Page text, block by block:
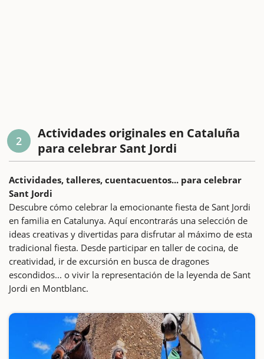
2
Actividades originales en Cataluña
para celebrar Sant Jordi
Actividades, talleres, cuentacuentos... para celebrar
Sant Jordi
Descubre cómo celebrar la emocionante fiesta de Sant Jordi
en familia en Catalunya. Aquí encontrarás una selección de
ideas creativas y divertidas para disfrutar al máximo de esta
tradicional fiesta. Desde participar en taller de cocina, de
creatividad, ir de excursión en busca de dragones
escondidos... o vivir la representación de la leyenda de Sant
Jordi en Montblanc.